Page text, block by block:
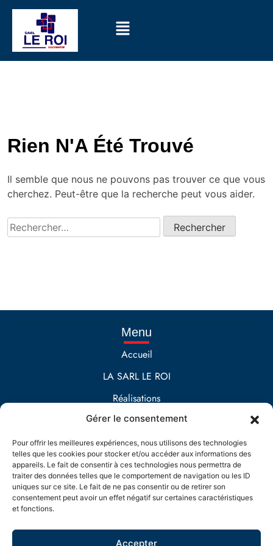
Gérer le consentement
Pour offrir les meilleures expériences, nous utilisons des technologies
telles que les cookies pour stocker et/ou accéder aux informations des
appareils. Le fait de consentir à ces technologies nous permettra de
traiter des données telles que le comportement de navigation ou les ID
uniques sur ce site. Le fait de ne pas consentir ou de retirer son
consentement peut avoir un effet négatif sur certaines caractéristiques
et fonctions.
Accepter
Rien N'A Été Trouvé
Il semble que nous ne pouvons pas trouver ce que vous
cherchez. Peut-être que la recherche peut vous aider.
Menu
Accueil
LA SARL LE ROI
Réalisations
Contact
Prestations
Maçonnerie
EXTENSION DE MAISON
Aménagement extérieur